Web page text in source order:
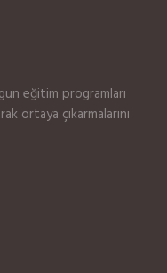
eğitim programları
ortaya çıkarmalarını